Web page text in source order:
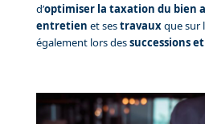
d’optimiser la taxation du bien
entretien et sestravauxque sur
également lors dessuccessions